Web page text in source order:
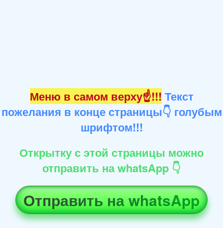
Меню в самом верху☝!!! Текст
пожелания в конце страницы👇 голубым
шрифтом!!!
Открытку с этой страницы можно
отправить на whatsApp 👇
Отправить на whatsApp